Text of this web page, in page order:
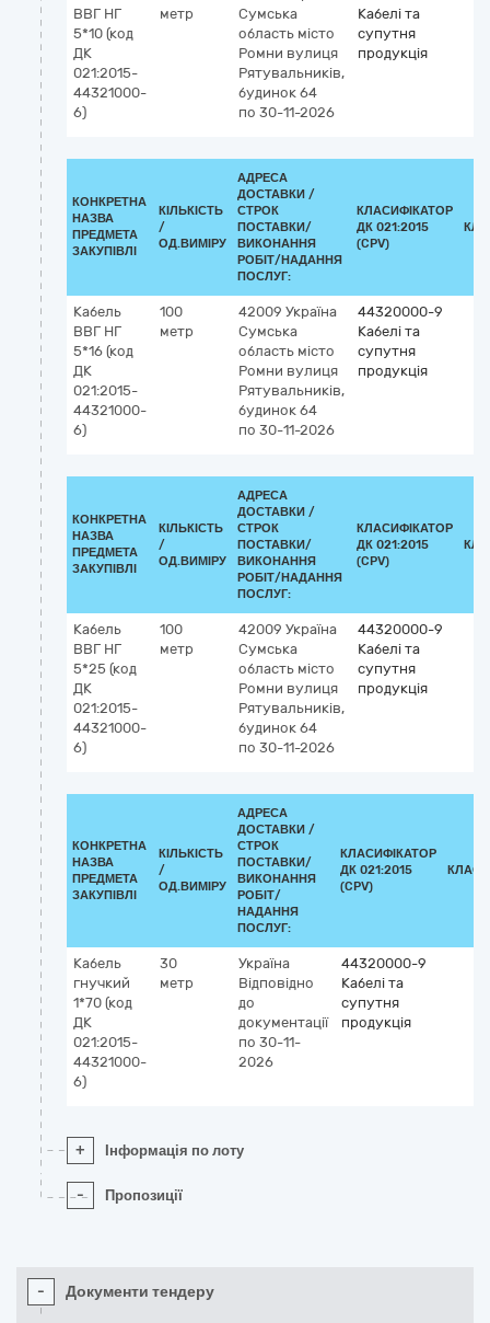
ВВГ НГ
5*10 (код
ДК
021:2015-
44321000-
6)
метр
Сумська
область місто
Ромни вулиця
Рятувальників,
будинок 64
по 30-11-2026
Кабелі та
супутня
продукція
КОНКРЕТНА
НАЗВА
ПРЕДМЕТА
ЗАКУПІВЛІ
КІЛЬКІСТЬ
/
ОД.ВИМІРУ
АДРЕСА
ДОСТАВКИ /
СТРОК
ПОСТАВКИ/
ВИКОНАННЯ
РОБІТ/НАДАННЯ
ПОСЛУГ:
КЛАСИФІКАТОР
ДК 021:2015
(CPV)
Кабель
ВВГ НГ
5*16 (код
ДК
021:2015-
44321000-
6)
100
метр
42009 Україна
Сумська
область місто
Ромни вулиця
Рятувальників,
будинок 64
по 30-11-2026
44320000-9
Кабелі та
супутня
продукція
КОНКРЕТНА
НАЗВА
ПРЕДМЕТА
ЗАКУПІВЛІ
КІЛЬКІСТЬ
/
ОД.ВИМІРУ
АДРЕСА
ДОСТАВКИ /
СТРОК
ПОСТАВКИ/
ВИКОНАННЯ
РОБІТ/НАДАННЯ
ПОСЛУГ:
КЛАСИФІКАТОР
ДК 021:2015
(CPV)
Кабель
ВВГ НГ
5*25 (код
ДК
021:2015-
44321000-
6)
100
метр
42009 Україна
Сумська
область місто
Ромни вулиця
Рятувальників,
будинок 64
по 30-11-2026
44320000-9
Кабелі та
супутня
продукція
КОНКРЕТНА
НАЗВА
ПРЕДМЕТА
ЗАКУПІВЛІ
КІЛЬКІСТЬ
/
ОД.ВИМІРУ
АДРЕСА
ДОСТАВКИ /
СТРОК
ПОСТАВКИ/
ВИКОНАННЯ
РОБІТ/
НАДАННЯ
ПОСЛУГ:
КЛАСИФІКАТОР
ДК 021:2015
(CPV)
Кабель
гнучкий
1*70 (код
ДК
021:2015-
44321000-
6)
30
метр
Україна
Відповідно
до
документації
по 30-11-
2026
44320000-9
Кабелі та
супутня
продукція
+ Інформація по лоту
- Пропозиції
- Документи тендеру